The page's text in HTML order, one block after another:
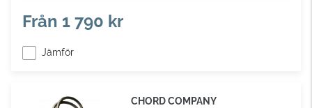
Från 1 790 kr
Jämför
CHORD COMPANY